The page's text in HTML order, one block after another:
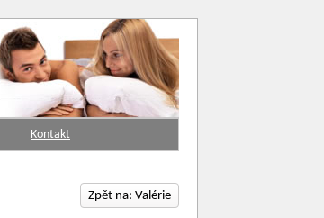
Kontakt
Zpět na: Valérie